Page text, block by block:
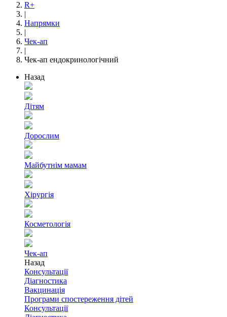
R+
|
Напрямки
|
Чек-ап
|
Чек-ап ендокринологічний
Назад
Дітям
Дорослим
Майбутнім мамам
Хірургія
Косметологія
Чек-ап
Назад
Консультації
Діагностика
Вакцинація
Програми спостереження дітей
Консультації